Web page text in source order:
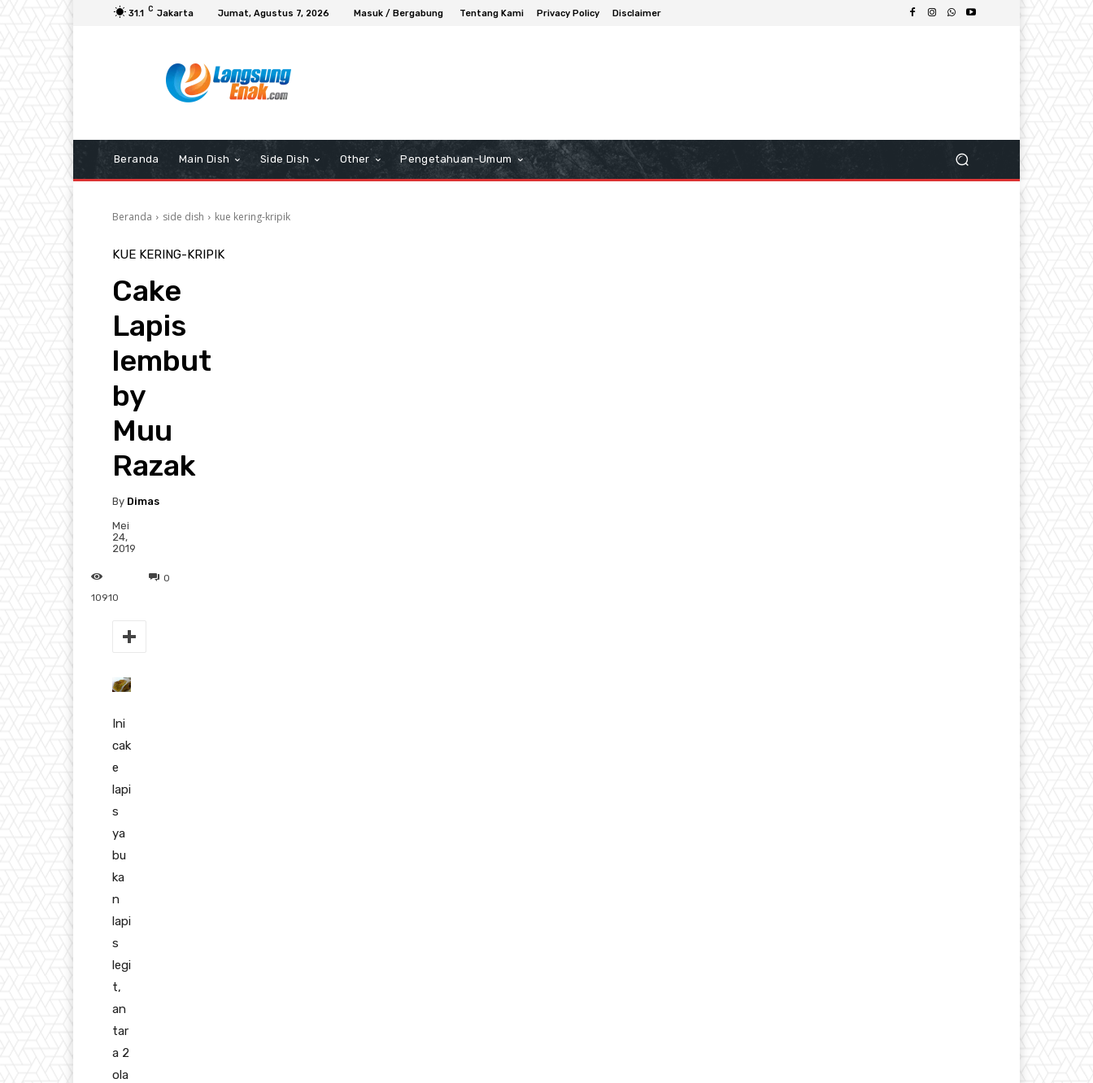
31.1 C Jakarta Jumat, Agustus 7, 2026 Masuk / Bergabung Tentang Kami Privacy Policy Disclaimer
Beranda Main Dish Side Dish Other Pengetahuan-Umum
Beranda side dish kue kering-kripik
KUE KERING-KRIPIK
Cake
Lapis
lembut
by
Muu
Razak
By Dimas
Mei
24,
2019
0
10910
Ini
cak
e
lapi
s
ya
bu
ka
n
lapi
s
legi
t,
an
tar
a 2
ola